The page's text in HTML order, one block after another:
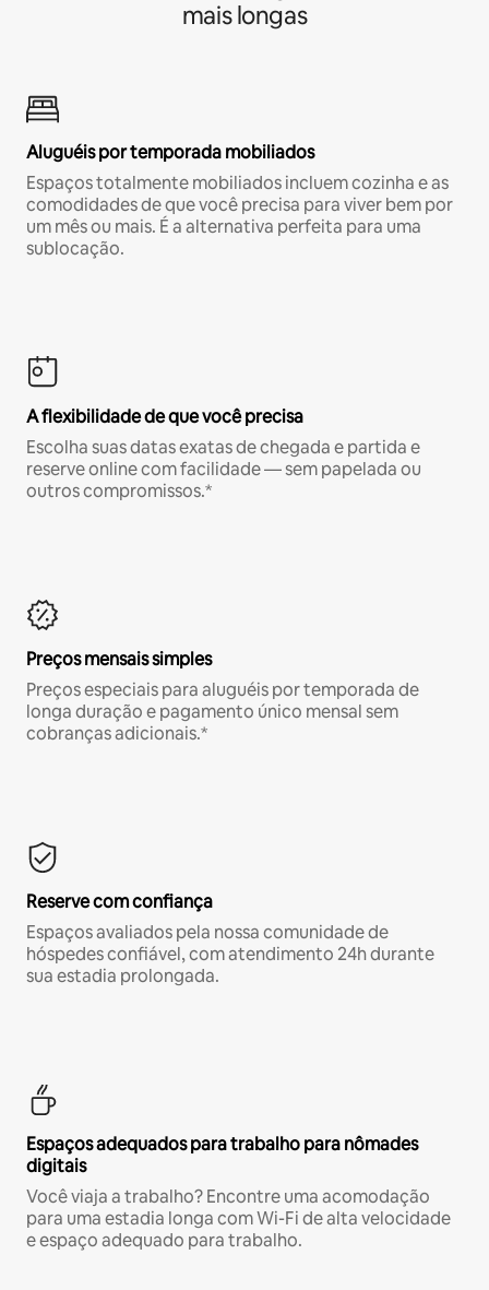
mais longas
Aluguéis por temporada mobiliados
Espaços totalmente mobiliados incluem cozinha e as
comodidades de que você precisa para viver bem por
um mês ou mais. É a alternativa perfeita para uma
sublocação.
A flexibilidade de que você precisa
Escolha suas datas exatas de chegada e partida e
reserve online com facilidade — sem papelada ou
outros compromissos.*
Preços mensais simples
Preços especiais para aluguéis por temporada de
longa duração e pagamento único mensal sem
cobranças adicionais.*
Reserve com confiança
Espaços avaliados pela nossa comunidade de
hóspedes confiável, com atendimento 24h durante
sua estadia prolongada.
Espaços adequados para trabalho para nômades
digitais
Você viaja a trabalho? Encontre uma acomodação
para uma estadia longa com Wi-Fi de alta velocidade
e espaço adequado para trabalho.